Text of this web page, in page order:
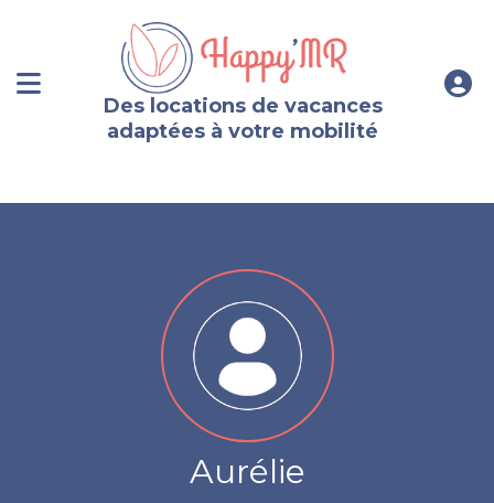
Des locations de vacances
adaptées à votre mobilité
Aurélie